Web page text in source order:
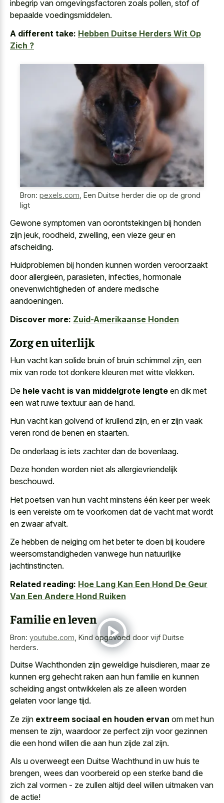
inbegrip van omgevingsfactoren zoals pollen, stof of
bepaalde voedingsmiddelen.
A different take: Hebben Duitse Herders Wit Op
Zich ?
Bron: pexels.com Een Duitse herder die op de grond
ligt
Gewone symptomen van oorontstekingen bij honden
zijn jeuk, roodheid, zwelling, een vieze geur en
afscheiding.
Huidproblemen bij honden kunnen worden veroorzaakt
door allergieën, parasieten, infecties, hormonale
onevenwichtigheden of andere medische
aandoeningen.
Discover more: Zuid-Amerikaanse Honden
Zorg en uiterlijk
Hun vacht kan solide bruin of bruin schimmel zijn, een
mix van rode tot donkere kleuren met witte vlekken.
De hele vacht is van middelgrote lengte en dik met
een wat ruwe textuur aan de hand.
Hun vacht kan golvend of krullend zijn, en er zijn vaak
veren rond de benen en staarten.
De onderlaag is iets zachter dan de bovenlaag.
Deze honden worden niet als allergievriendelijk
beschouwd.
Het poetsen van hun vacht minstens één keer per week
is een vereiste om te voorkomen dat de vacht mat wordt
en zwaar afvalt.
Ze hebben de neiging om het beter te doen bij koudere
weersomstandigheden vanwege hun natuurlijke
jachtinstincten.
Related reading: Hoe Lang Kan Een Hond De Geur
Van Een Andere Hond Ruiken
Familie en leven
Bron: youtube.com Kind opgevoed door vijf Duitse
herders.
Duitse Wachthonden zijn geweldige huisdieren, maar ze
kunnen erg gehecht raken aan hun familie en kunnen
scheiding angst ontwikkelen als ze alleen worden
gelaten voor lange tijd.
Ze zijn extreem sociaal en houden ervan om met hun
mensen te zijn, waardoor ze perfect zijn voor gezinnen
die een hond willen die aan hun zijde zal zijn.
Als u overweegt een Duitse Wachthund in uw huis te
brengen, wees dan voorbereid op een sterke band die
zich zal vormen - ze zullen altijd deel willen uitmaken van
de actie!